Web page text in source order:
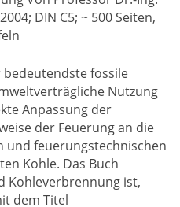
DIN C5; ~ 500 Seiten,
fossile
Nutzung
Anpassung der
der Feuerung an die
und feuerungstechnischen
Kohle. Das Buch
Kohleverbrennung ist,
dem Titel